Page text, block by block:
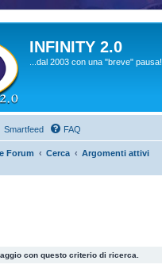
INFINITY 2.0
...dal 2003 con una "breve" pausa!
Smartfeed FAQ
Forum Cerca Argomenti attivi
con questo criterio di ricerca.